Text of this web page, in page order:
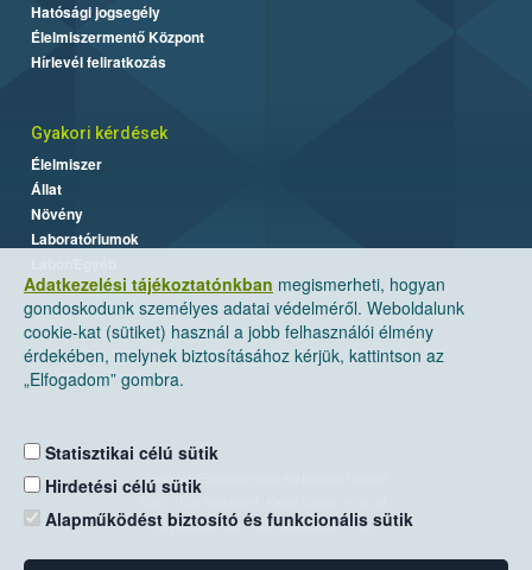
Adatkezelési tájékoztatónkban megismerheti, hogyan
gondoskodunk személyes adatai védelméről. Weboldalunk
cookie-kat (sütiket) használ a jobb felhasználói élmény
érdekében, melynek biztosításához kérjük, kattintson az
„Elfogadom” gombra.
Statisztikai célú sütik
Hirdetési célú sütik
Alapműködést biztosító és funkcionális sütik
Hatósági jogsegély
Élelmiszermentő Központ
Hírlevél feliratkozás
Gyakori kérdések
Élelmiszer
Állat
Növény
Laboratóriumok
Nemzeti Élelmiszerlánc-biztonsági Hivatal
Levelezési cím: 1525 Budapest. Pf. 30.